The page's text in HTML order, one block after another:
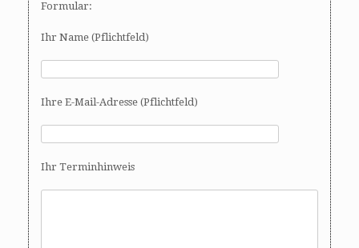
Formular:
Ihr Name (Pflichtfeld)
Ihre E-Mail-Adresse (Pflichtfeld)
Ihr Terminhinweis